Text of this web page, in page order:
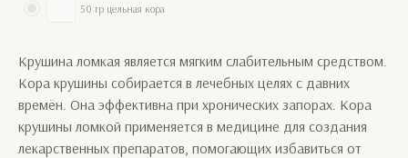
50 гр цельная кора
Крушина ломкая является мягким слабительным средством.
Кора крушины собирается в лечебных целях с давних
времён. Она эффективна при хронических запорах. Кора
крушины ломкой применяется в медицине для создания
лекарственных препаратов, помогающих избавиться от